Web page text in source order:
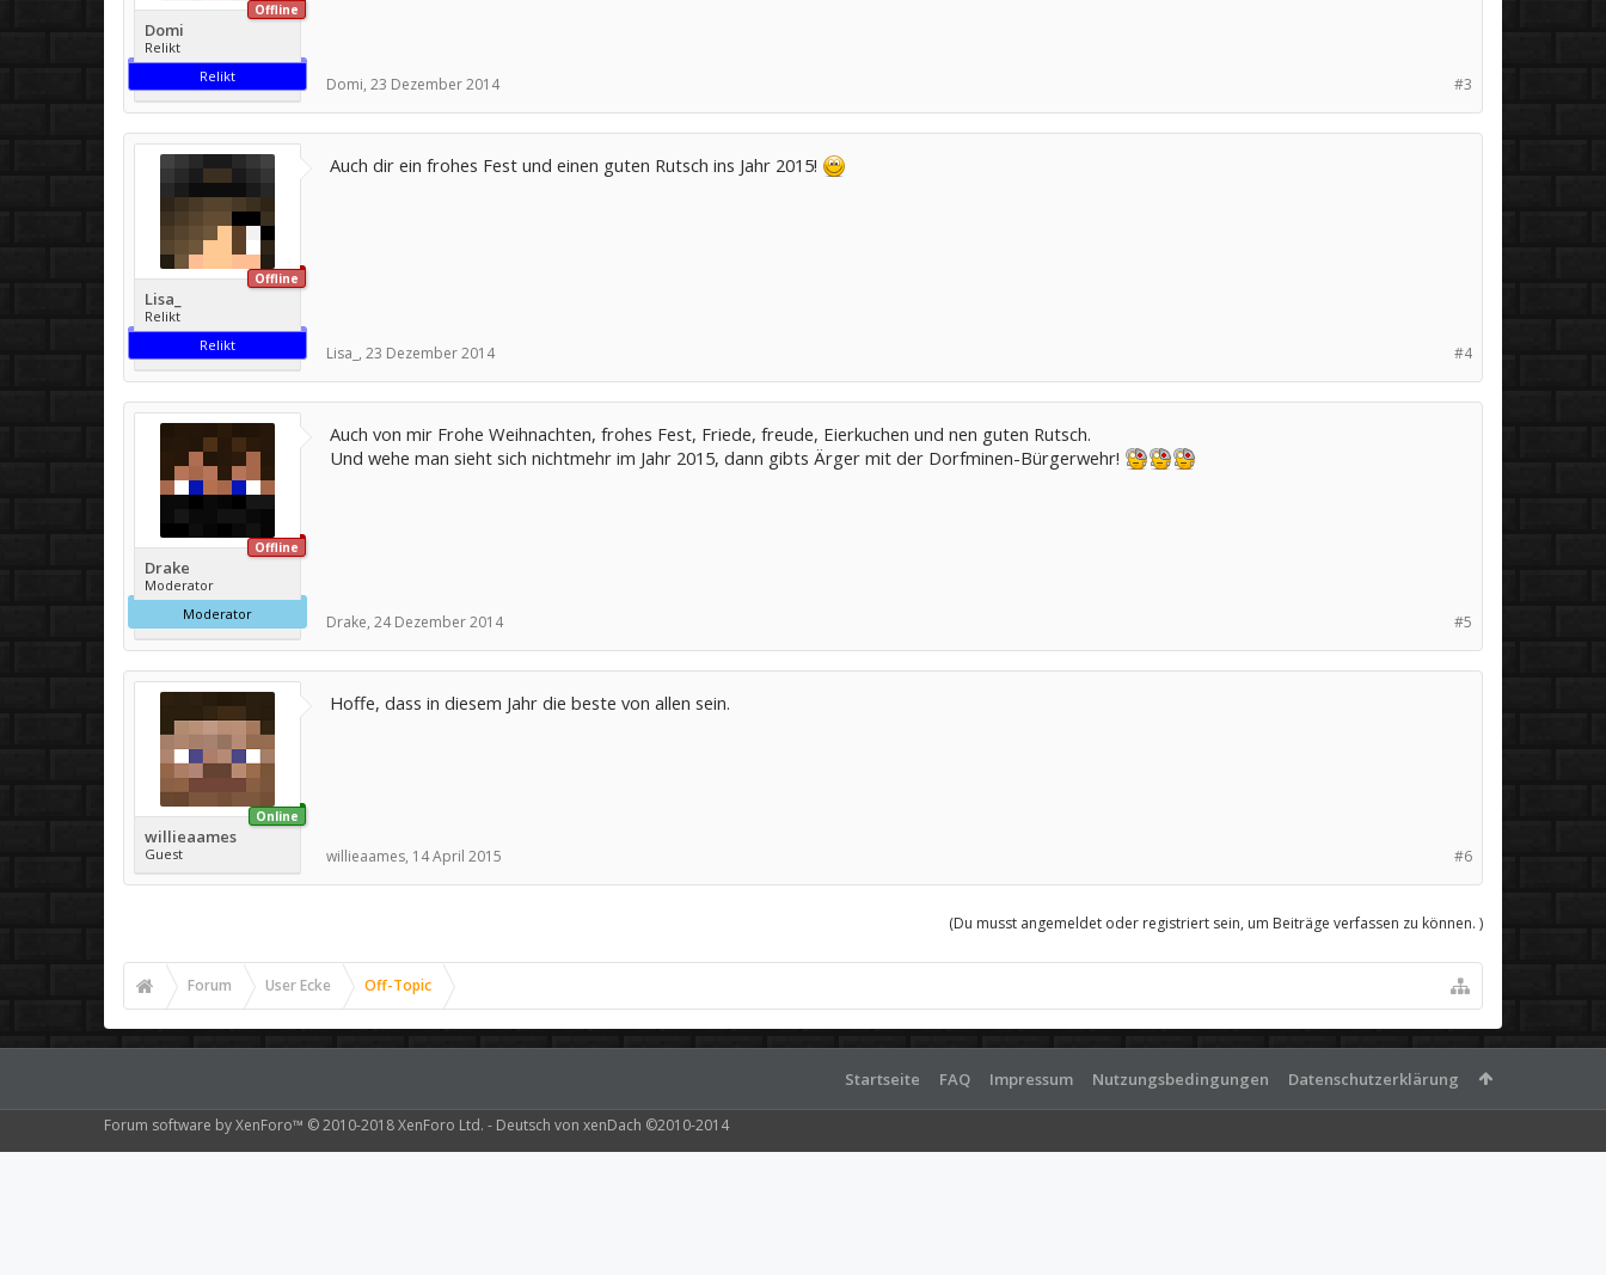
Offline
Domi
Relikt
Relikt
#3
Domi, 23 Dezember 2014
Offline
Lisa_
Relikt
Relikt
Auch dir ein frohes Fest und einen guten Rutsch ins Jahr 2015!
#4
Lisa_ , 23 Dezember 2014
Offline
Drake
Moderator
Moderator
Auch von mir Frohe Weihnachten, frohes Fest, Friede, freude, Eierkuchen und nen guten Rutsch.
Und wehe man sieht sich nichtmehr im Jahr 2015, dann gibts Ärger mit der Dorfminen-Bürgerwehr!
#5
Drake, 24 Dezember 2014
Online
willieaames
Guest
Hoffe, dass in diesem Jahr die beste von allen sein.
#6
willieaames, 14 April 2015
(Du musst angemeldet oder registriert sein, um Beiträge verfassen zu können. )
Forum User Ecke Off-Topic
Startseite FAQ Impressum Nutzungsbedingungen Datenschutzerklärung
Forum software by XenForo™ © 2010-2018 XenForo Ltd. - Deutsch von xenDach ©2010-2014